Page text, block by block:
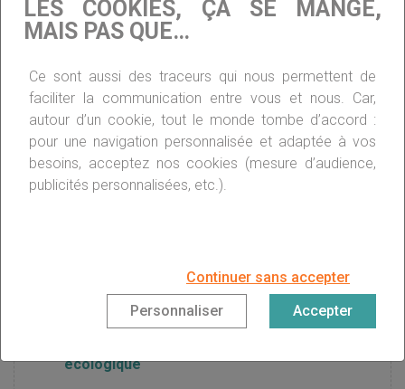
créer un choc de confiance
Quelles sont les nouveautés pour le CITE
2018 ?
Rénovation énergétique : pas de prime en
2019
rénovation thermique
écologique
LES COOKIES, ÇA SE MANGE,
MAIS PAS QUE…
Ce sont aussi des traceurs qui nous permettent de
faciliter la communication entre vous et nous. Car,
autour d’un cookie, tout le monde tombe d’accord :
pour une navigation personnalisée et adaptée à vos
besoins, acceptez nos cookies (mesure d’audience,
publicités personnalisées, etc.).
Continuer sans accepter
Personnaliser
Accepter